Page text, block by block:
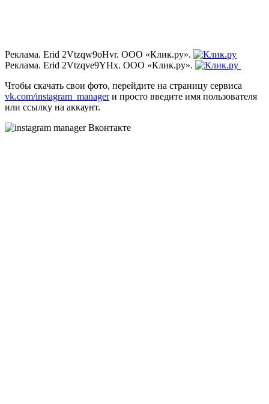
Реклама. Erid 2Vtzqw9oHvr. ООО «Клик.ру».
Реклама. Erid 2Vtzqve9YHx. ООО «Клик.ру».
Чтобы скачать свои фото, перейдите на страницу сервиса
vk.com/instagram_managerи просто введите имя пользователя
или ссылку на аккаунт.